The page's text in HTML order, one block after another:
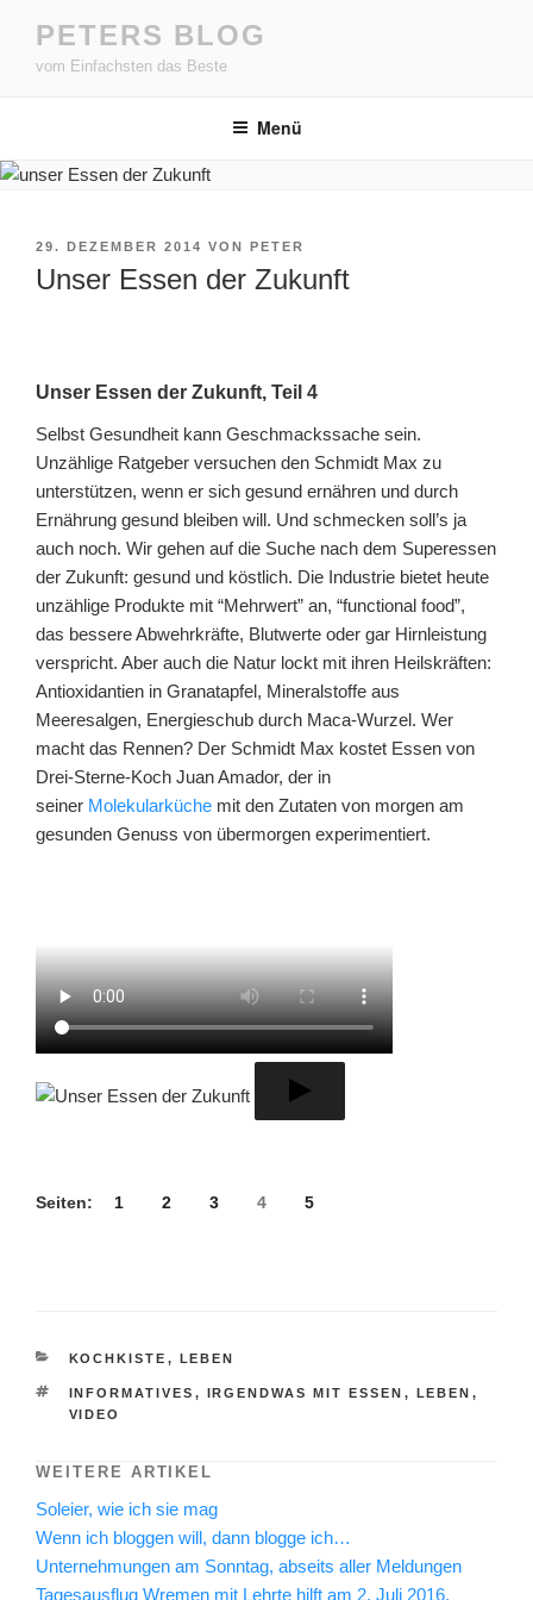
Inhalt
springen
PETERS BLOG
vom Einfachsten das Beste
Menü
VERÖFFENTLICHT
AM
29. DEZEMBER 2014 VON PETER
Unser Essen der Zukunft
Unser Essen der Zukunft, Teil 4
Selbst Gesundheit kann Geschmackssache sein.
Unzählige Ratgeber versuchen den Schmidt Max zu
unterstützen, wenn er sich gesund ernähren und durch
Ernährung gesund bleiben will. Und schmecken soll’s ja
auch noch. Wir gehen auf die Suche nach dem Superessen
der Zukunft: gesund und köstlich. Die Industrie bietet heute
unzählige Produkte mit “Mehrwert” an, “functional food”,
das bessere Abwehrkräfte, Blutwerte oder gar Hirnleistung
verspricht. Aber auch die Natur lockt mit ihren Heilskräften:
Antioxidantien in Granatapfel, Mineralstoffe aus
Meeresalgen, Energieschub durch Maca-Wurzel. Wer
macht das Rennen? Der Schmidt Max kostet Essen von
Drei-Sterne-Koch Juan Amador, der in
seiner Molekularküche mit den Zutaten von morgen am
gesunden Genuss von übermorgen experimentiert.
Seiten: 1 2 3 4 5
KATEGORIEN
KOCHKISTE , LEBEN
SCHLAGWÖRTER
INFORMATIVES , IRGENDWAS MIT ESSEN , LEBEN ,
VIDEO
WEITERE ARTIKEL
Soleier, wie ich sie mag
Wenn ich bloggen will, dann blogge ich…
Unternehmungen am Sonntag, abseits aller Meldungen
Tagesausflug Wremen mit Lehrte hilft am 2. Juli 2016,